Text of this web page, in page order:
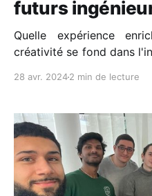
futurs
Quelle expérience
créativité se fond dans
cruciale sous la
28 avr. 20242 min de lecture